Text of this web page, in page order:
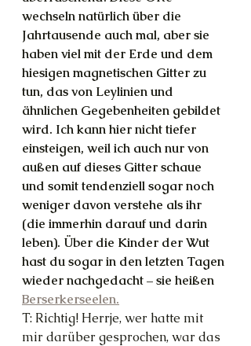
wechseln natürlich über die
Jahrtausende auch mal, aber sie
haben viel mit der Erde und dem
hiesigen magnetischen Gitter zu
tun, das von Leylinien und
ähnlichen Gegebenheiten gebildet
wird. Ich kann hier nicht tiefer
einsteigen, weil ich auch nur von
außen auf dieses Gitter schaue
und somit tendenziell sogar noch
weniger davon verstehe als ihr
(die immerhin darauf und darin
leben). Über die Kinder der Wut
hast du sogar in den letzten Tagen
wieder nachgedacht – sie heißen
Berserkerseelen.
T: Richtig! Herrje, wer hatte mit
mir darüber gesprochen, war das